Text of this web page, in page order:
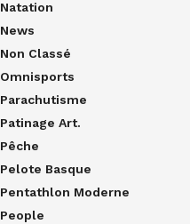
Natation
News
Non Classé
Omnisports
Parachutisme
Patinage Art.
Pêche
Pelote Basque
Pentathlon Moderne
People